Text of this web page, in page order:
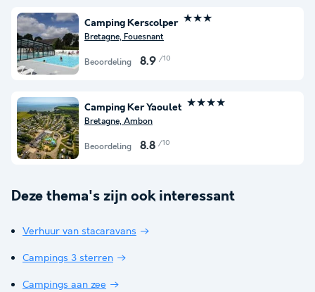
Camping Kerscolper ★★★
Bretagne, Fouesnant
Beoordeling 8.9 /10
Camping Ker Yaoulet ★★★★
Bretagne, Ambon
Beoordeling 8.8 /10
Deze thema's zijn ook interessant
Verhuur van stacaravans
Campings 3 sterren
Campings aan zee